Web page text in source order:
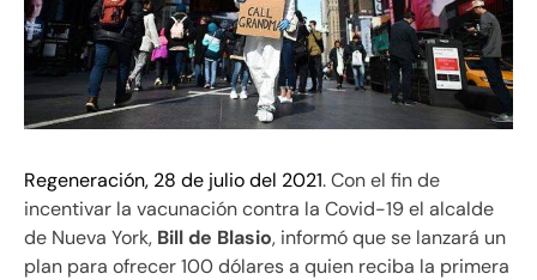
Regeneración, 28 de julio del 2021. Con el fin de
incentivar la vacunación contra la Covid-19 el alcalde
de Nueva York, Bill de Blasio, informó que se lanzará un
plan para ofrecer 100 dólares a quien reciba la primera